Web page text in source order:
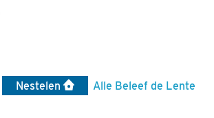
Nestelen
Alle Beleef de Lente